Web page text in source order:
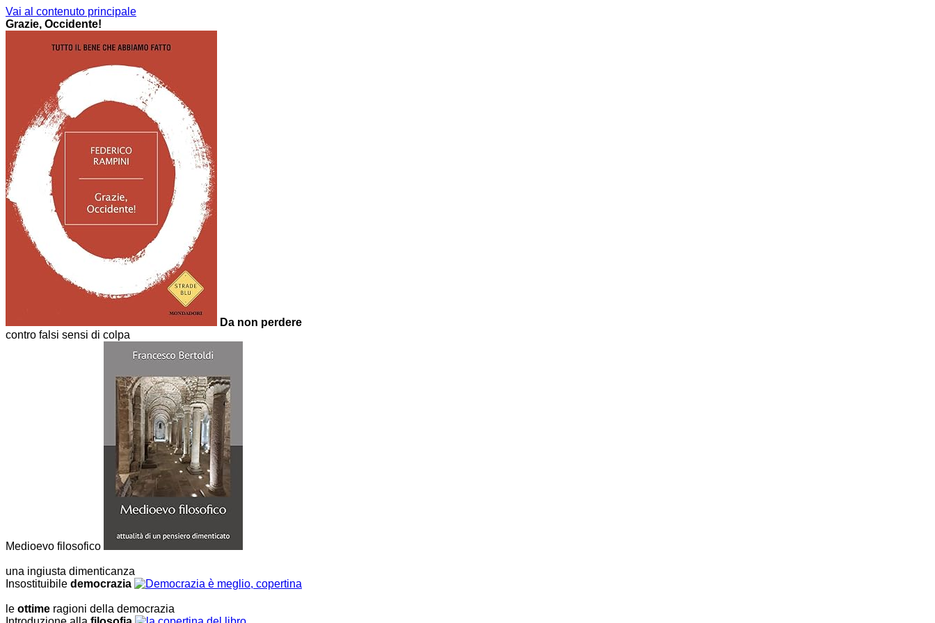
Vai al contenuto principale
Grazie, Occidente!
Da non perdere
contro falsi sensi di colpa
Medioevo filosofico
una ingiusta dimenticanza
Insostituibile democrazia
le ottime ragioni della democrazia